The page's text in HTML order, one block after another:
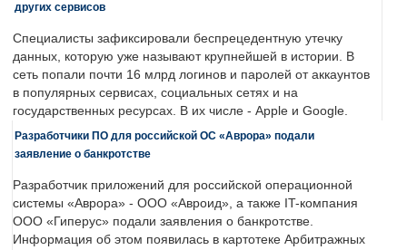
других сервисов
Специалисты зафиксировали беспрецедентную утечку
данных, которую уже называют крупнейшей в истории. В
сеть попали почти 16 млрд логинов и паролей от аккаунтов
в популярных сервисах, социальных сетях и на
государственных ресурсах. В их числе - Apple и Google.
Разработчики ПО для российской ОС «Аврора» подали
заявление о банкротстве
Разработчик приложений для российской операционной
системы «Аврора» - ООО «Авроид», а также IT-компания
ООО «Гиперус» подали заявления о банкротстве.
Информация об этом появилась в картотеке Арбитражных